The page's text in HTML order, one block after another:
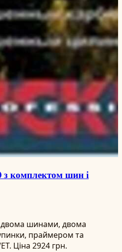
з комплектом шин і
двома шинами, двома
праймером та
Ціна 2924 грн.